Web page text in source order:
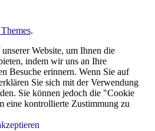
.
Website, um Ihnen die
indem wir uns an Ihre
Besuche erinnern. Wenn Sie auf
Sie sich mit der Verwendung
Sie können jedoch die "Cookie
eine kontrollierte Zustimmung zu